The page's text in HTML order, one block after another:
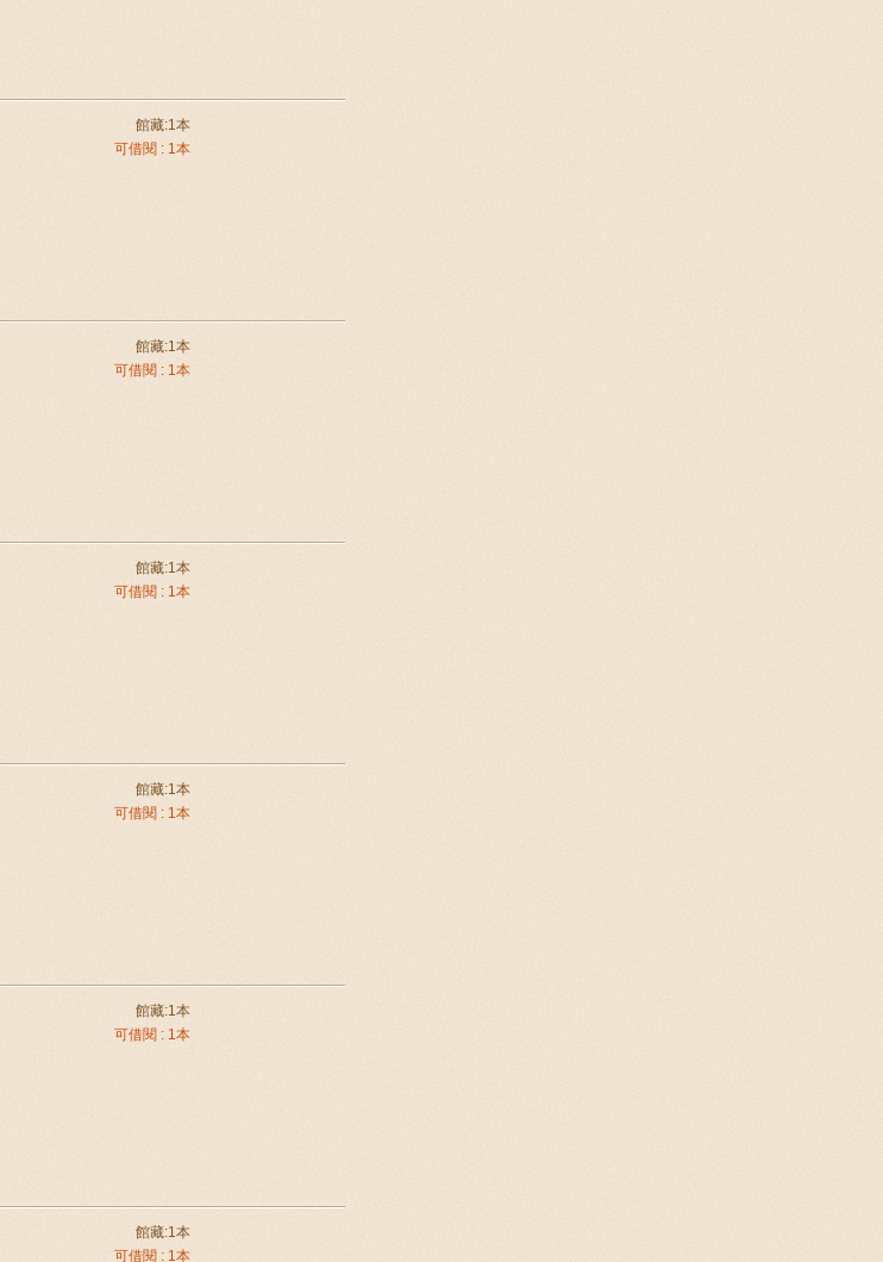
館藏:1本
可借閱 : 1本
館藏:1本
可借閱 : 1本
館藏:1本
可借閱 : 1本
館藏:1本
可借閱 : 1本
館藏:1本
可借閱 : 1本
館藏:1本
可借閱 : 1本